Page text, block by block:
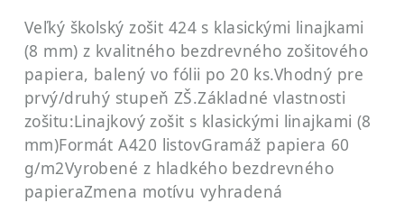
Veľký školský zošit 424 s klasickými linajkami
(8 mm) z kvalitného bezdrevného zošitového
papiera, balený vo fólii po 20 ks.Vhodný pre
prvý/druhý stupeň ZŠ.Základné vlastnosti
zošitu:Linajkový zošit s klasickými linajkami (8
mm)Formát A420 listovGramáž papiera 60
g/m2Vyrobené z hladkého bezdrevného
papieraZmena motívu vyhradená